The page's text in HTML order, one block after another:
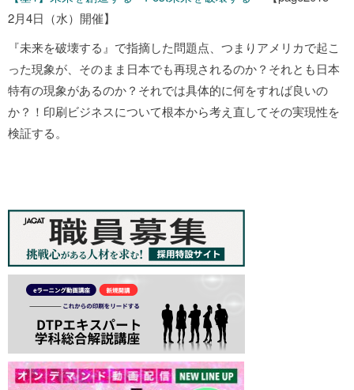
2月4日（水）開催】
『未来を破壊する』で指摘した問題点、つまりアメリカで起こ
った現象が、そのまま日本でも再現されるのか？それとも日本
特有の現象があるのか？それでは具体的に何をすれば良いの
か？！印刷ビジネスについて根本から考え直してその実現性を
検証する。